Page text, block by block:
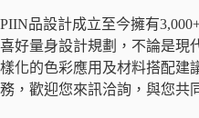
PIIN品設計成立至今擁有
喜好量身設計規劃，不論是現
樣化的色彩應用及材料搭配建
務，歡迎您來訊洽詢，與您共